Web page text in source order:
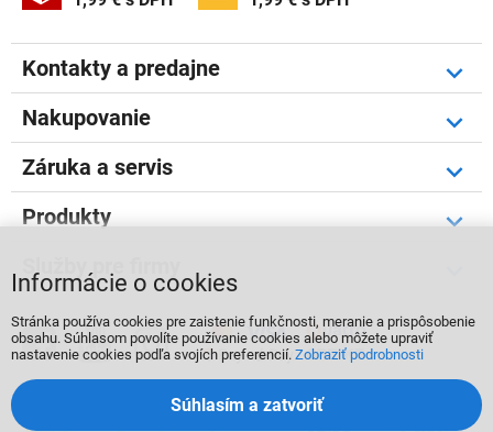
Kontakty a predajne
Nakupovanie
Záruka a servis
Produkty
Služby pre firmy
  
Informácie o cookies
Stránka používa cookies pre zaistenie funkčnosti, meranie a prispôsobenie
obsahu. Súhlasom povolíte používanie cookies alebo môžete upraviť
nastavenie cookies podľa svojích preferencií. Zobraziť podrobnosti
Súhlasím a zatvoriť